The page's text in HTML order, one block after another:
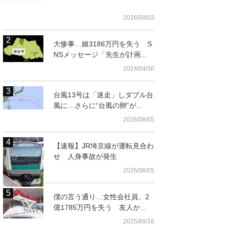
2026/08/03
大惨事…娘3186万円を失う S
NSメッセージ「先生が計画...
2024/04/30
台風13号は「迷走」しダブル台
風に…さらに“台風の卵”が...
2026/08/05
【速報】JR埼京線が運転見合わ
せ 人身事故が発生
2026/08/05
僕の言う通り…女性会社員、2
億1785万円を失う 友人か...
2025/09/18